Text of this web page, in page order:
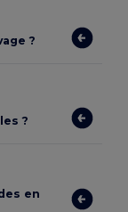
?
?
en